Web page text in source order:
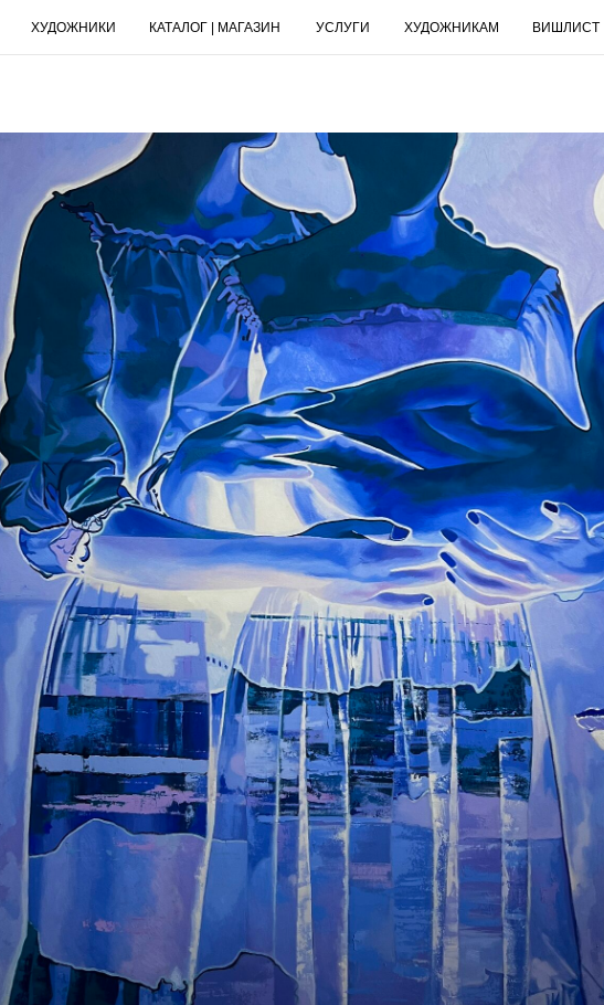
ХУДОЖНИКИ КАТАЛОГ | МАГАЗИН ВИШЛИСТ
ХУДОЖНИКАМ
УСЛУГИ